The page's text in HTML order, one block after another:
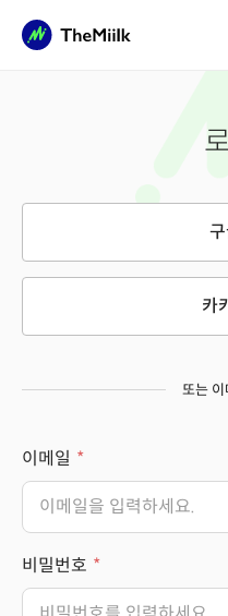
카
또는
이메일
비밀번호